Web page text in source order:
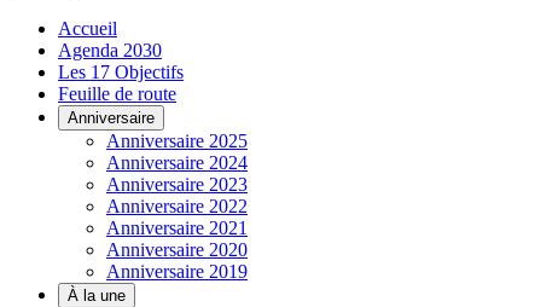
Accueil
Agenda 2030
Les 17 Objectifs
Feuille de route
Anniversaire
Anniversaire 2025
Anniversaire 2024
Anniversaire 2023
Anniversaire 2022
Anniversaire 2021
Anniversaire 2020
Anniversaire 2019
À la une